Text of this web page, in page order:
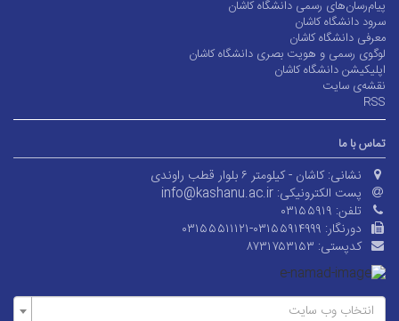
رسمی دانشگاه کاشان
دانشگاه کاشان
دانشگاه کاشان
رسمی و هویت بصری دانشگاه کاشان
دانشگاه کاشان
سایت
با ما
نشانی:کاشان - کیلومتر ۶ بلوار قطب راوندی
پست الکترونیکی:info@kashanu.ac.ir
تلفن:۰۳۱۵۵۹۱۹
دورنگار:۰۳۱۵۵۵۱۱۱۲۱-۰۳۱۵۵۹۱۴۹۹۹
کدپستی:۸۷۳۱۷۵۳۱۵۳
انتخاب وب سایت